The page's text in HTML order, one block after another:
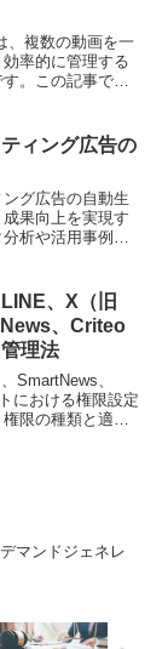
、複数の動画を一
率的に管理する
。この記事で
ィング広告の
グ広告の自動生
果向上を実現す
析や活用事例も
、X（旧
、Criteo
理法
SmartNews、
における権限設定
限の種類と適切
マンドジェネレ